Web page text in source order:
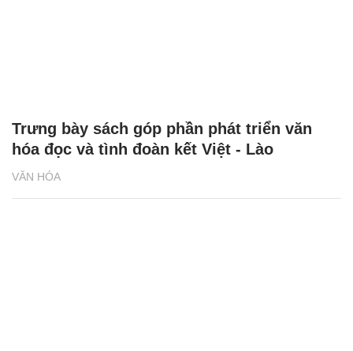
VĂN HÓA
Trưng bày sách góp phần phát triển văn
hóa đọc và tình đoàn kết Việt - Lào